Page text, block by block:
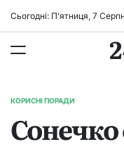
Сьогодні: П’ятниця, 7
ОПУБЛІКУВАТИ
КОРИСНІ ПОРАДИ
Сонечко